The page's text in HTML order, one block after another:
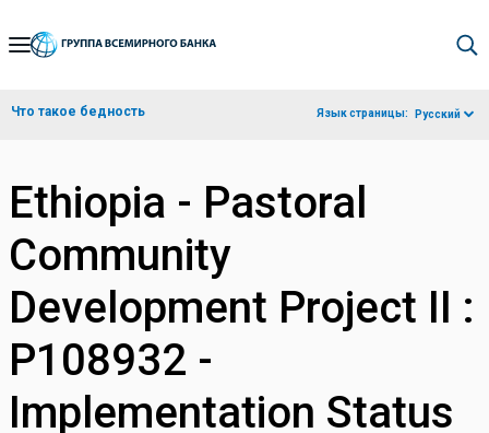
Skip
Navigation
Что такое бедность Язык страницы: Русский
Ethiopia - Pastoral
Community
Development Project II :
P108932 -
Implementation Status